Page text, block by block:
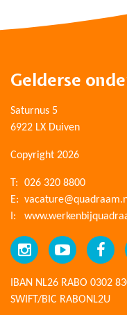
Gelderse
Saturnus 5
6922 LX Duiven
Copyright 2026
T:
026 320 8800
E:
I:
IBAN NL26 RABO 0302
SWIFT/BIC RABONL2U